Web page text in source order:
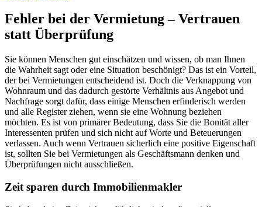
Fehler bei der Vermietung – Vertrauen
statt Überprüfung
Sie können Menschen gut einschätzen und wissen, ob man Ihnen
die Wahrheit sagt oder eine Situation beschönigt? Das ist ein Vorteil,
der bei Vermietungen entscheidend ist. Doch die Verknappung von
Wohnraum und das dadurch gestörte Verhältnis aus Angebot und
Nachfrage sorgt dafür, dass einige Menschen erfinderisch werden
und alle Register ziehen, wenn sie eine Wohnung beziehen
möchten. Es ist von primärer Bedeutung, dass Sie die Bonität aller
Interessenten prüfen und sich nicht auf Worte und Beteuerungen
verlassen. Auch wenn Vertrauen sicherlich eine positive Eigenschaft
ist, sollten Sie bei Vermietungen als Geschäftsmann denken und
Überprüfungen nicht ausschließen.
Zeit sparen durch Immobilienmakler